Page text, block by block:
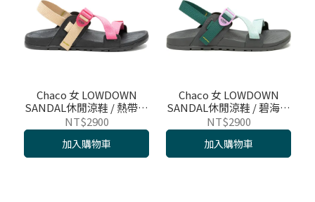
Chaco 女 LOWDOWN
SANDAL休閒涼鞋 / 熱帶果
汁 / CH-LAW01HK30
NT$2900
加入購物車
Chaco 女 LOWDOWN
SANDAL休閒涼鞋 / 碧海天
空 / CH-LAW01HK29
NT$2900
加入購物車